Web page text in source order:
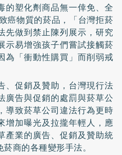
的塑化劑商品無一倖免、全
癌物質的菸品，「台灣拒菸
先做到禁止陳列展示，研究
示易增強孩子們嘗試接觸菸
為「衝動性購買」而削弱戒
、促銷及贊助，台灣現行法
廣告與促銷的處罰與菸草公
導致菸草公司違法行為更時
增加曝光及拉攏年輕人，應
產業的廣告、促銷及贊助統
商的各種變形手法。